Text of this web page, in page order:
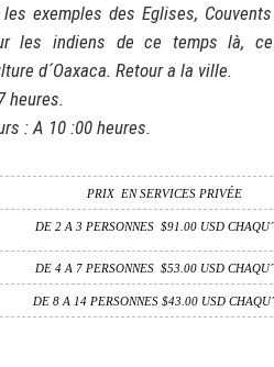
exemples des Eglises,
les indiens de ce temps là,
d´Oaxaca. Retour a la ville.
heures.
: A 10 :00 heures.
PRIX EN SERVICES PRIVÉE
DE 2 A 3 PERSONNES $91.00 USD
DE 4 A 7 PERSONNES $53.00 USD
DE 8 A 14 PERSONNES $43.00 USD